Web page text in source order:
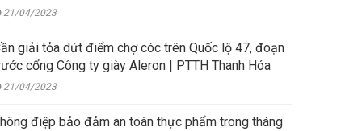
21/04/2023
giải tỏa dứt điểm chợ cóc trên Quốc lộ 47, đoạn
cổng Công ty giày Aleron | PTTH Thanh Hóa
21/04/2023
điệp bảo đảm an toàn thực phẩm trong tháng